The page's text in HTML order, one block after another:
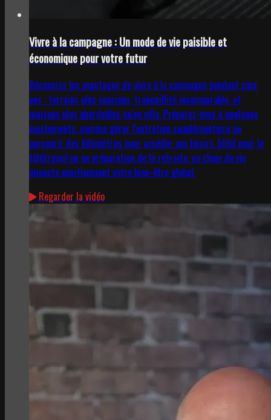
Vivre à la campagne : Un mode de vie paisible et
économique pour votre futur
Découvrez les avantages de vivre à la campagne pendant cinq
ans : terrains plus spacieux, tranquillité incomparable, et
maisons plus abordables qu'en ville. Préparez-vous à quelques
ajustements, comme gérer l'entretien supplémentaire ou
parcourir des kilomètres pour accéder aux loisirs. Idéal pour le
télétravail ou en préparation de la retraite, ce choix de vie
impacte positivement votre bien-être global.
Regarder la vidéo